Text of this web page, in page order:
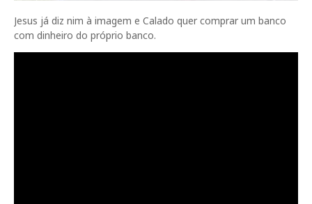
Jesus já diz nim à imagem e Calado quer comprar um banco
com dinheiro do próprio banco.